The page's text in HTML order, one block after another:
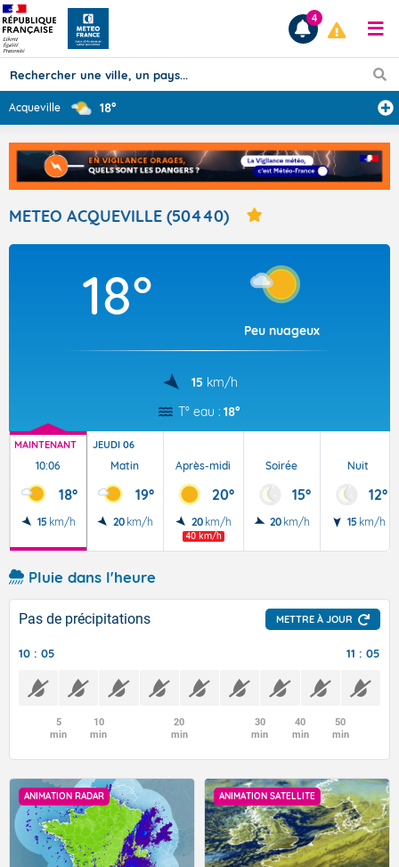
Prévisions
TOUS LES RÉSULTATS
Articles
4
Acqueville 18°
METEO ACQUEVILLE (50440)
18°
Peu nuageux
15 km/h
T° eau : 18°
MAINTENANT
10:06
18°
15 km/h
JEUDI 06
Matin
19°
20 km/h
Après-midi
20°
20 km/h
40 km/h
Soirée
15°
20 km/h
Nuit
12°
15 km/h
Pluie dans l'heure
Pas de précipitations METTRE À JOUR
10 : 05 11 : 05
5
min
10
min
20
min
30
min
40
min
50
min
ANIMATION RADAR ANIMATION SATELLITE